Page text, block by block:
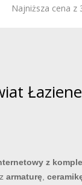
Najniższa cena z
z
armaturę